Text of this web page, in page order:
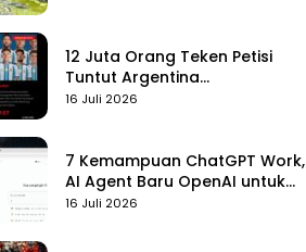
12 Juta Orang Teken Petisi
Tuntut Argentina
Didiskualifikasi
16 Juli 2026
7 Kemampuan ChatGPT Work,
AI Agent Baru OpenAI untuk
Kelola Kerja
16 Juli 2026